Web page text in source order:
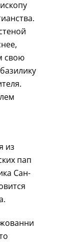
свою
из
пап
Сан-